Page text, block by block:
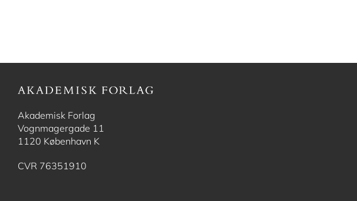
Akademisk Forlag
Vognmagergade 11
1120 København K
CVR 76351910